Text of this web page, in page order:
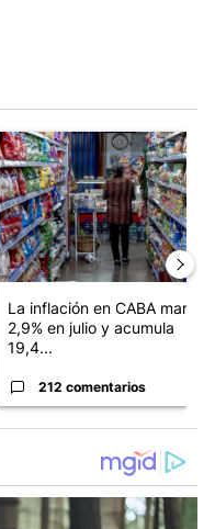
""¿Por qué
artículo de tendencia con
La inflación en CABA marcó
2,9% en julio y acumula
19,4...
212 comentarios